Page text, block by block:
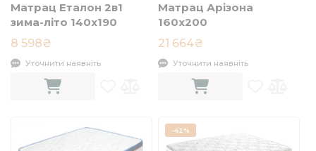
Матрац Еталон 2в1
зима-літо 140x190
8 598₴
Уточнити наявніть
Матрац Арізона
160х200
21 664₴
Уточнити наявніть
-42%